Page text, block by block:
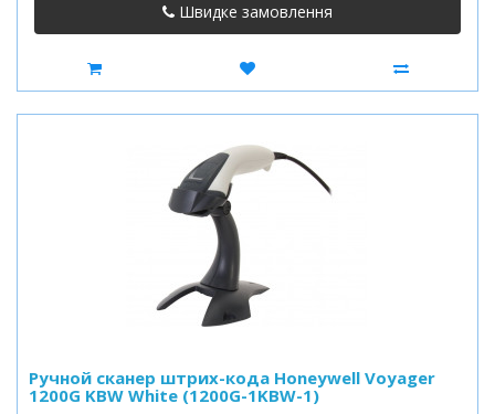
Швидке замовлення
Ручной сканер штрих-кода Honeywell Voyager
1200G KBW White (1200G-1KBW-1)